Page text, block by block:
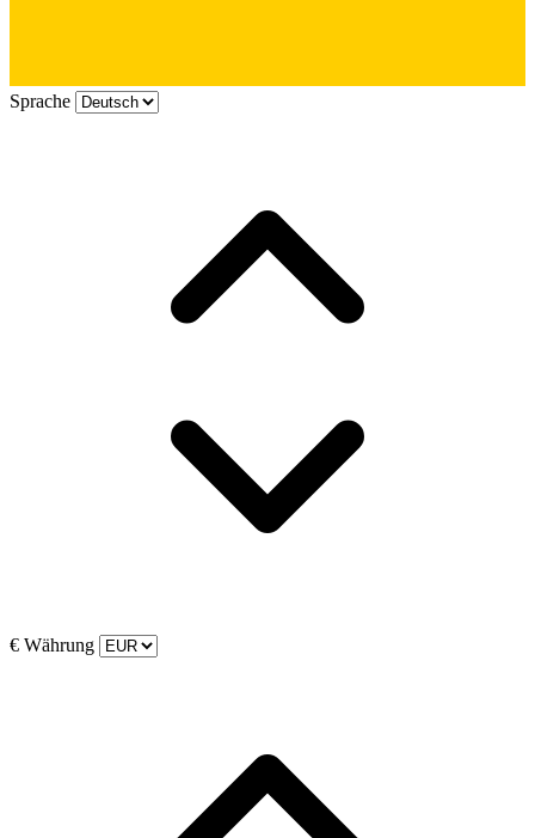
Sprache
€ Währung